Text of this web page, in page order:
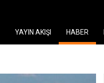
YAYIN AKIŞI HABER